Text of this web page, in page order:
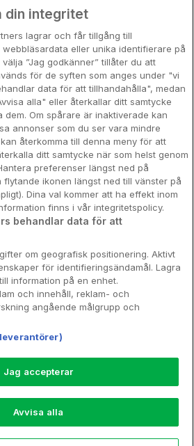
under 995 kr
Spahotell
Sydsverige
Hotellpremien
Nya hotell
Stadsweekend
av en del av Coop
Sverige 171 88 Solna,
00 00, Org.nr: 556710-
Partnererbjudande:
partnererbjudande
din integritet
lagrar och får tillgång till
eller unika identifierare på
”Jag godkänner” tillåter du att
för de syften som anges under "vi
data för att tillhandahålla", medan
alla" eller återkallar ditt samtycke
dem. Om spårare är inaktiverade kan
annonser som du ser vara mindre
återkomma till denna meny för att
ditt samtycke när som helst genom
preferenser längst ned på
ikonen längst ned till vänster på
Dina val kommer att ha effekt inom
finns i vår integritetspolicy.
behandlar data för att
om geografisk positionering. Aktivt
för identifieringsändamål. Lagra
information på en enhet.
och innehåll, reklam- och
angående målgrupp och
Jag accepterar
Avvisa alla